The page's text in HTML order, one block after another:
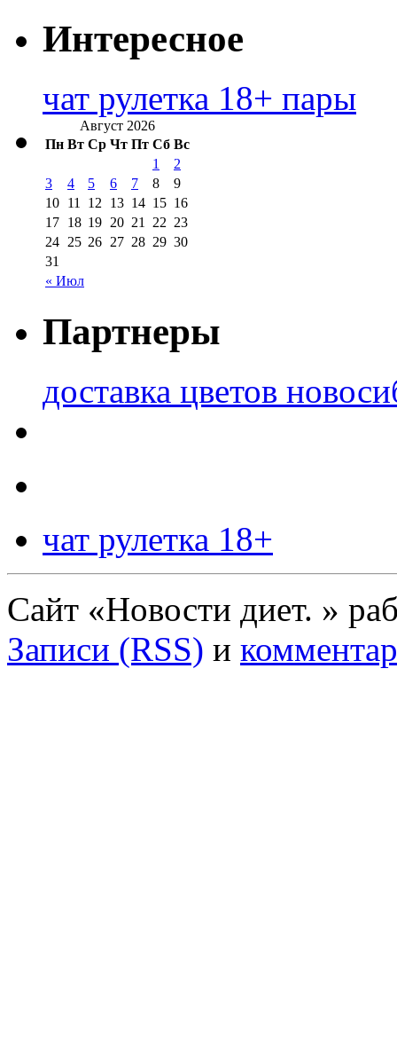
Интересное
чат рулетка 18+ пары
Август 2026
Пн Вт Ср Чт Пт Сб Вс
« Июл
1
2
3
4 5 6 7 8
9
10 11 12 13 14 15 16
17 18 19 20 21 22 23
24 25 26 27 28 29 30
31
Партнеры
доставка цветов
чат рулетка 18+
Сайт «Новости диет. »
Записи (RSS) и